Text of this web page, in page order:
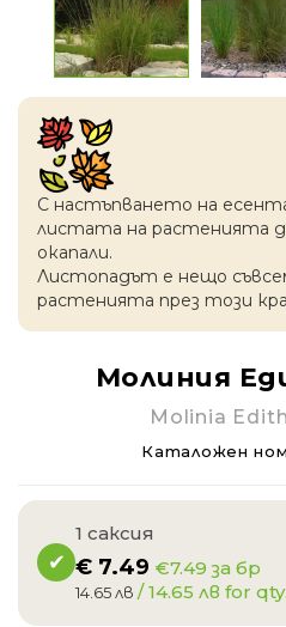
С настъпването на
листата на растенията
окапaли.
Листопадът е нещо
растенията през този
Молиния
Molinia
Каталожен
1 саксия
€ 7.49 €7.49 за бр
14.65 лв / 14.65 лв for qty.